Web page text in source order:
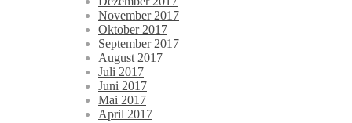
November 2017
Oktober 2017
September 2017
August 2017
Juli 2017
Juni 2017
Mai 2017
April 2017